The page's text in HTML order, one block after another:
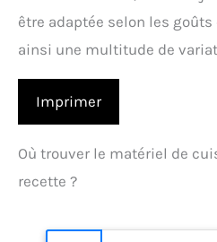
être adaptée selon les
ainsi une multitude de
Imprimer
Où trouver le matériel de
recette ?